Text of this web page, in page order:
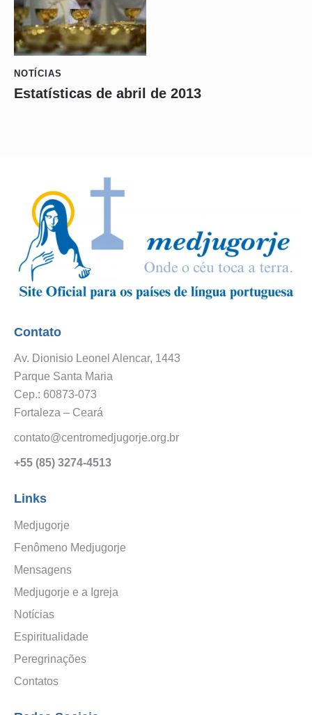
NOTÍCIAS
Estatísticas de abril de 2013
Contato
Av. Dionisio Leonel Alencar, 1443
Parque Santa Maria
Cep.: 60873-073
Fortaleza – Ceará
contato@centromedjugorje.org.br
+55 (85) 3274-4513
Links
Medjugorje
Fenômeno Medjugorje
Mensagens
Medjugorje e a Igreja
Notícias
Espiritualidade
Peregrinações
Contatos